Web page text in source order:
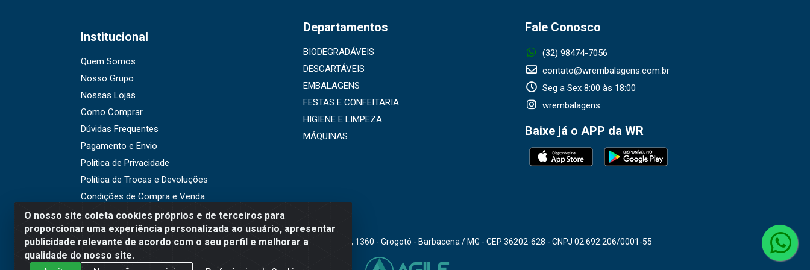
O nosso site coleta cookies próprios e de terceiros para
proporcionar uma experiência personalizada ao usuário, apresentar
publicidade relevante de acordo com o seu perfil e melhorar a
qualidade do nosso site.
Institucional
Quem Somos
Nosso Grupo
Nossas Lojas
Como Comprar
Dúvidas Frequentes
Pagamento e Envio
Política de Privacidade
Política de Trocas e Devoluções
Condições de Compra e Venda
Departamentos
BIODEGRADÁVEIS
DESCARTÁVEIS
EMBALAGENS
FESTAS E CONFEITARIA
HIGIENE E LIMPEZA
MÁQUINAS
Fale Conosco
(32) 98474-7056
contato@wrembalagens.com.br
Seg a Sex 8:00 às 18:00
wrembalagens
Baixe já o APP da WR
WR Embalagens - R. Cel. Teodoro Gomes de Araújo, 1360 - Grogotó - Barbacena / MG - CEP 36202-628 - CNPJ 02.692.206/0001-55